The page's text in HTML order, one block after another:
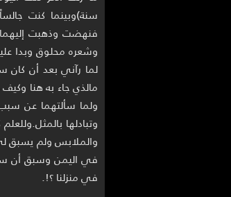
سنة)وبينما كنت
فنهضت وذهبت إليهما
وشعره محلوق وبدا
لما رآني بعد أن كان
مالذي جاء به هنا
ولما سألتهما عن
وتبادلها
والملابس ولم يسبق
في اليمن وسبق أن
في منزلنا ؟!.